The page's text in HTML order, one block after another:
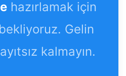
hazırlamak için
Gelin
kalmayın.